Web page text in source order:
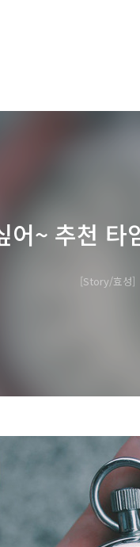
어~ 추천
Story/효성